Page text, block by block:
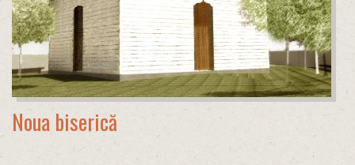
Noua biserică